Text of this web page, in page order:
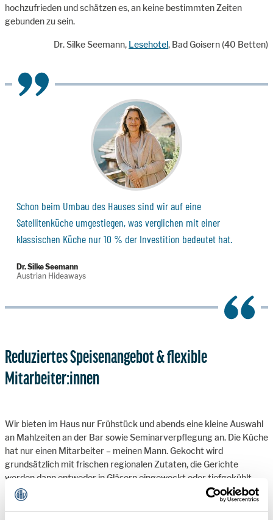
hochzufrieden und schätzen es, an keine bestimmten Zeiten
gebunden zu sein.
Dr. Silke Seemann, Lesehotel, Bad Goisern (40 Betten)
Schon beim Umbau des Hauses sind wir auf eine
Satellitenküche umgestiegen, was verglichen mit einer
klassischen Küche nur 10 % der Investition bedeutet hat.
Dr. Silke Seemann
Austrian Hideaways
Reduziertes Speisenangebot & flexible
Mitarbeiter:innen
Wir bieten im Haus nur Frühstück und abends eine kleine Auswahl
an Mahlzeiten an der Bar sowie Seminarverpflegung an. Die Küche
hat nur einen Mitarbeiter – meinen Mann. Gekocht wird
grundsätzlich mit frischen regionalen Zutaten, die Gerichte
werden dann entweder in Gläsern eingeweckt oder tiefgekühlt.
Seine Arbeitszeiten sind somit weitgehend frei einteilbar. Beim
Frühstück gibt es Buffet und auf Wunsch Eiergerichte, Pancakes